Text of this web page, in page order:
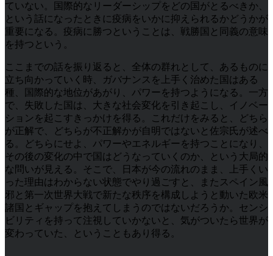
ていない。国際的なリーダーシップをどの国がとるべきか、
という話になったときに疫病をいかに抑えられるかどうかが
重要になる。疫病に勝つということは、戦勝国と同義の意味
を持つという。
ここまでの話を振り返ると、全体の群れとして、あるものに
立ち向かっていく時、ガバナンスを上手く治めた国はある
種、国際的な地位があがり、パワーを持つようになる。一方
で、失敗した国は、大きな社会変化を引き起こし、イノベー
ションを起こすきっかけを得る。これだけをみると、どちら
が正解で、どちらが不正解かが自明ではないと佐宗氏が述べ
る。どちらにせよ、パワーやエネルギーを持つことになり、
その後の変化の中で国はどうなっていくのか、という大局的
な問いが見える。そこで、日本が今の流れのまま、上手くい
った理由はわからない状態でやり過ごすと、またスペイン風
邪と第一次世界大戦で新たな秩序を構成しようと動いた欧米
諸国とギャップを抱えてしまうのではないだろうか。センシ
ビリティを持って注視していかないと、気がついたら世界が
変わっていた、ということもあり得る。